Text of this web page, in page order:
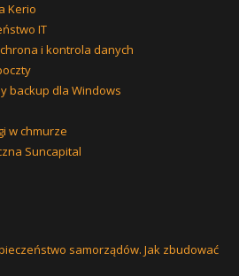
Kerio
IT
i kontrola danych
backup dla Windows
w chmurze
Suncapital
samorządów. Jak zbudować